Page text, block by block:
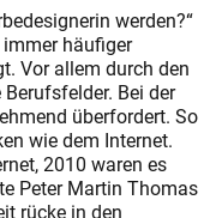
werden?“
häufiger
Vor allem durch den
Bei der
überfordert. So
wie dem Internet.
2010 waren es
Peter Martin Thomas
rücke in den